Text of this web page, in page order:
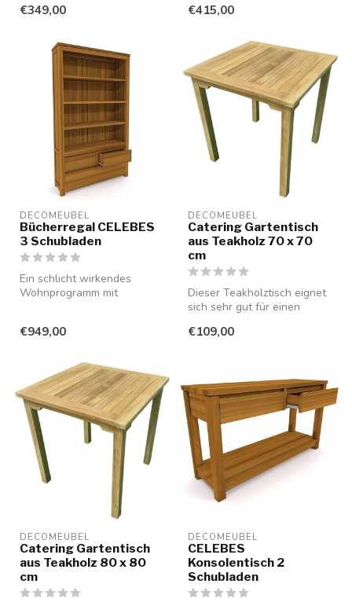
Metallbein mit verstell...
€349,00 €415,00
DECOMEUBEL
Bücherregal CELEBES
3 Schubladen
Ein schlicht wirkendes
Wohnprogramm mit
€949,00
DECOMEUBEL
Catering Gartentisch
aus Teakholz 70 x 70
cm
Dieser Teakholztisch eignet
sich sehr gut für einen
(...
€109,00
DECOMEUBEL
Catering Gartentisch
aus Teakholz 80 x 80
cm
DECOMEUBEL
CELEBES
Konsolentisch 2
Schubladen